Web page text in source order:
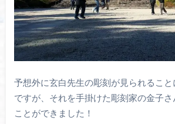
予想外に玄白先生の彫刻が見られるこ
ですが、それを手掛けた彫刻家の金子
ことができました！